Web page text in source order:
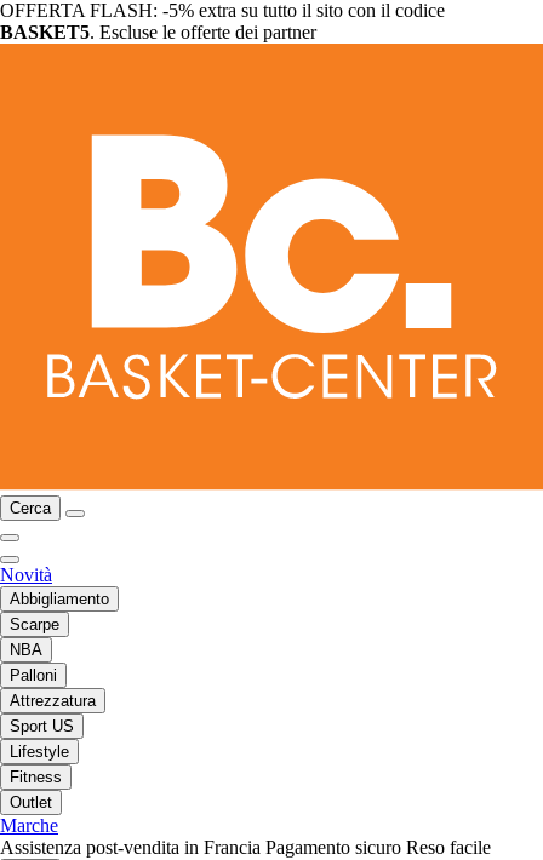
OFFERTA FLASH: -5% extra su tutto il sito con il codice
BASKET5. Escluse le offerte dei partner
Cerca
Novità
Abbigliamento
Scarpe
NBA
Palloni
Attrezzatura
Sport US
Lifestyle
Fitness
Outlet
Marche
Assistenza post-vendita in Francia Pagamento sicuro Reso facile